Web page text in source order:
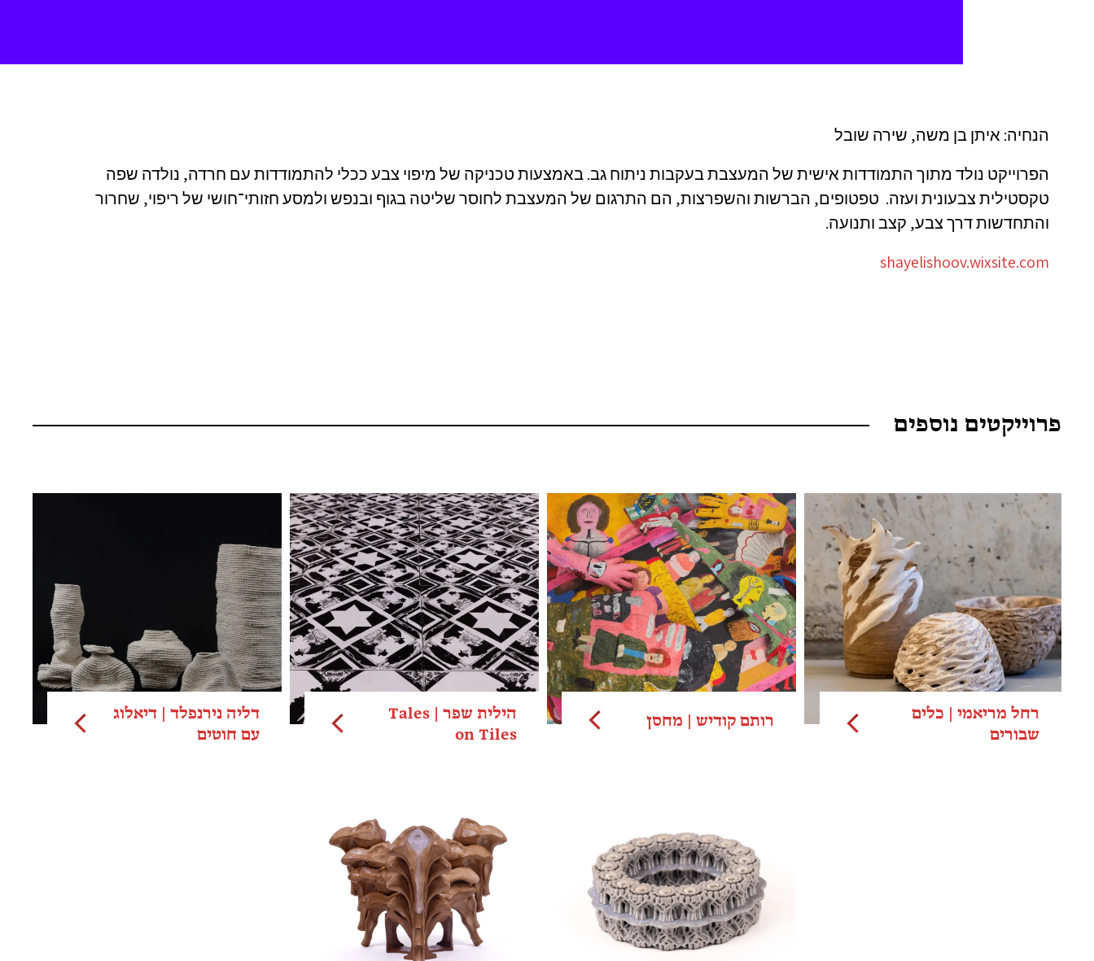
הנחיה: איתן בן משה, שירה שובל
הפרוייקט נולד מתוך התמודדות אישית של המעצבת בעקבות ניתוח גב. באמצעות טכניקה של מיפוי צבע ככלי להתמודדות עם חרדה, נולדה שפה
טקסטילית צבעונית ועזה. טפטופים, הברשות והשפרצות, הם התרגום של המעצבת לחוסר שליטה בגוף ובנפש ולמסע חזותי־חושי של ריפוי, שחרור
והתחדשות דרך צבע, קצב ותנועה.
shayelishoov.wixsite.com
פרוייקטים נוספים
רחל מריאמי | כלים
שבורים
רותם קודיש | מחסן
הילית שפר | Tales
on Tiles
דליה נירנפלד | דיאלוג
עם חוטים